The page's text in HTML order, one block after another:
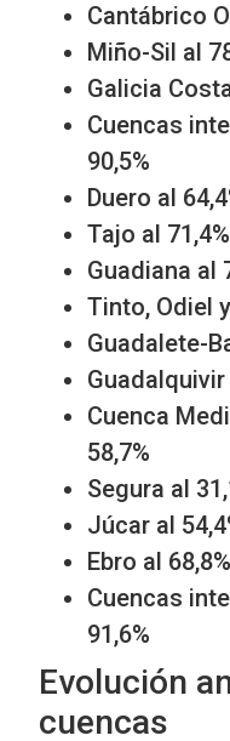
Cantábrico
Miño-Sil al
Galicia
Cuencas
90,5%
Duero al
Tajo al 71,4%
Guadiana al
Tinto, Odiel
Guadalete-
Guadalquivir
Cuenca
58,7%
Segura al
Júcar al
Ebro al 68,8%
Cuencas
91,6%
Evolución
cuencas